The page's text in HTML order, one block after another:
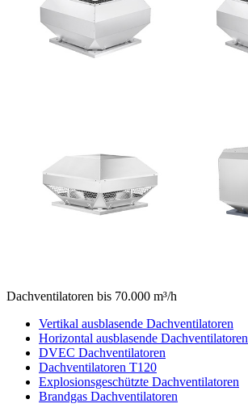
Dachventilatoren bis 70.000 m³/h
Vertikal ausblasende Dachventilatoren
Horizontal ausblasende Dachventilatoren
DVEC Dachventilatoren
Dachventilatoren T120
Explosionsgeschützte Dachventilatoren
Brandgas Dachventilatoren